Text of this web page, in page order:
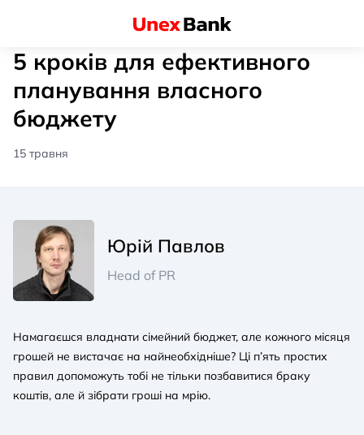
5 кроків для ефективного
планування власного
бюджету
15 травня
Юрій Павлов
Head of PR
Намагаєшся владнати сімейний бюджет, але кожного місяця
грошей не вистачає на найнеобхідніше? Ці п’ять простих
правил допоможуть тобі не тільки позбавитися браку
коштів, але й зібрати гроші на мрію.